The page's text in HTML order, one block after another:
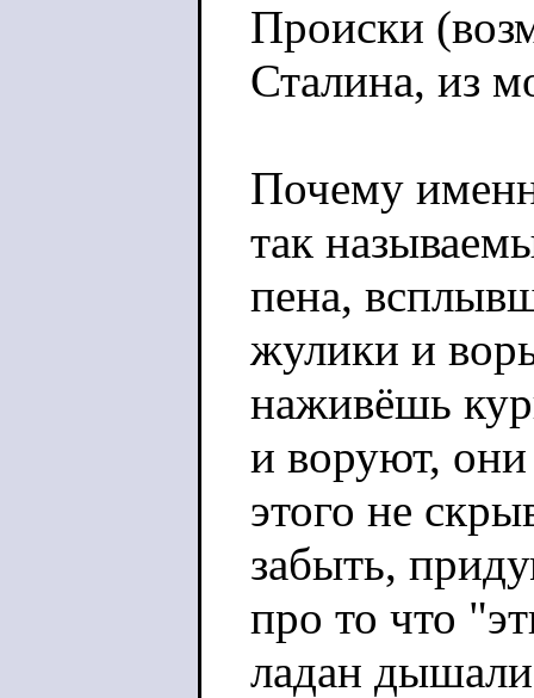
Происки
Сталина, из
Почему
так
пена,
жулики и
наживёшь
и воруют, они
этого не
забыть,
про то что
ладан